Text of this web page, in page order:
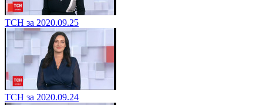
ТСН за 2020.09.25
ТСН за 2020.09.24